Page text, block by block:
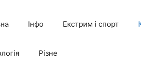
Інфо Екстрим і спорт
Різне